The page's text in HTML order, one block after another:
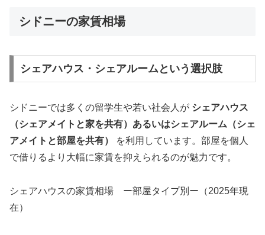
シドニーの家賃相場
シェアハウス・シェアルームという選択肢
シドニーでは多くの留学生や若い社会人が シェアハウス
（シェアメイトと家を共有）あるいはシェアルーム（シェ
アメイトと部屋を共有）
を利用しています。部屋を個人
で借りるより大幅に家賃を抑えられるのが魅力です。
シェアハウスの家賃相場 ー部屋タイプ別ー（2025年現
在）